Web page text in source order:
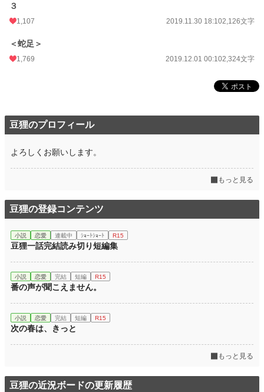
年間ポイント
累計ポイント
３
1,107 2019.11.30 18:102,126文字
＜蛇足＞
1,769 2019.12.01 00:102,324文字
豆狸のプロフィール
よろしくお願いします。
もっと見る
豆狸の登録コンテンツ
小説 恋愛 連載中 ｼｮｰﾄｼｮｰﾄ R15
豆狸一話完結読み切り短編集
小説 恋愛 完結 短編 R15
番の声が聞こえません。
小説 恋愛 完結 短編 R15
次の春は、きっと
もっと見る
豆狸の近況ボードの更新履歴